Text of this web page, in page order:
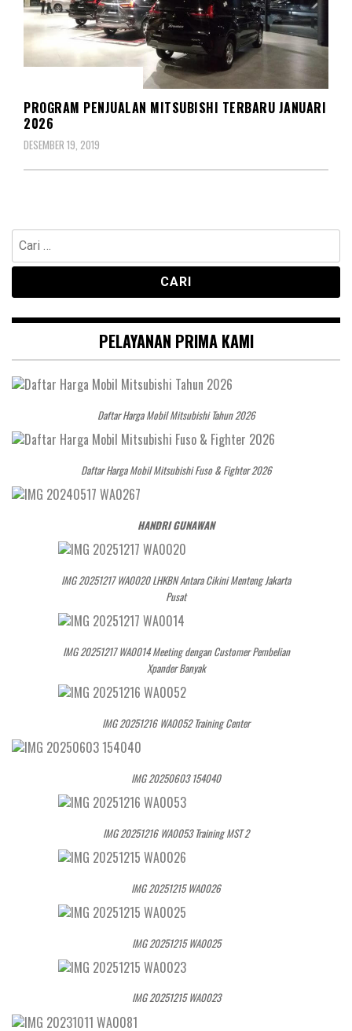
PROGRAM PENJUALAN MITSUBISHI TERBARU JANUARI
2026
DESEMBER 19, 2019
Cari
untuk:
PELAYANAN PRIMA KAMI
Daftar Harga Mobil Mitsubishi Tahun 2026
Daftar Harga Mobil Mitsubishi Fuso & Fighter 2026
HANDRI GUNAWAN
IMG 20251217 WA0020 LHKBN Antara Cikini Menteng Jakarta
Pusat
IMG 20251217 WA0014 Meeting dengan Customer Pembelian
Xpander Banyak
IMG 20251216 WA0052 Training Center
IMG 20250603 154040
IMG 20251216 WA0053 Training MST 2
IMG 20251215 WA0026
IMG 20251215 WA0025
IMG 20251215 WA0023